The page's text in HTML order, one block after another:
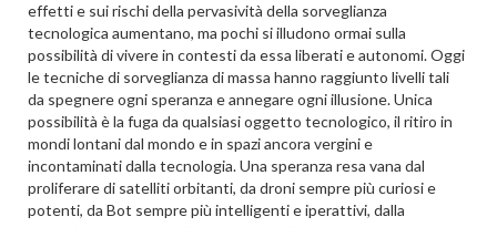
effetti e sui rischi della pervasività della sorveglianza
tecnologica aumentano, ma pochi si illudono ormai sulla
possibilità di vivere in contesti da essa liberati e autonomi. Oggi
le tecniche di sorveglianza di massa hanno raggiunto livelli tali
da spegnere ogni speranza e annegare ogni illusione. Unica
possibilità è la fuga da qualsiasi oggetto tecnologico, il ritiro in
mondi lontani dal mondo e in spazi ancora vergini e
incontaminati dalla tecnologia. Una speranza resa vana dal
proliferare di satelliti orbitanti, da droni sempre più curiosi e
potenti, da Bot sempre più intelligenti e iperattivi, dalla